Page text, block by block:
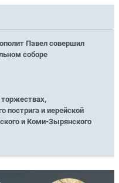
Павел совершил
соборе
и иерейской
и Коми-Зырянского